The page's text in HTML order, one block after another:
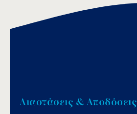
Διαστάσεις & Αποδόσεις